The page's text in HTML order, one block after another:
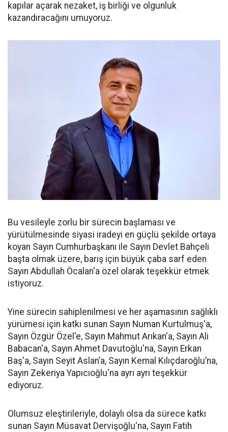
kapılar açarak nezaket, iş birliği ve olgunluk
kazandıracağını umuyoruz.
Bu vesileyle zorlu bir sürecin başlaması ve
yürütülmesinde siyasi iradeyi en güçlü şekilde ortaya
koyan Sayın Cumhurbaşkanı ile Sayın Devlet Bahçeli
başta olmak üzere, barış için büyük çaba sarf eden
Sayın Abdullah Öcalan'a özel olarak teşekkür etmek
istiyoruz.
Yine sürecin sahiplenilmesi ve her aşamasının sağlıklı
yürümesi için katkı sunan Sayın Numan Kurtulmuş'a,
Sayın Özgür Özel'e, Sayın Mahmut Arıkan'a, Sayın Ali
Babacan'a, Sayın Ahmet Davutoğlu'na, Sayın Erkan
Baş'a, Sayın Seyit Aslan’a, Sayın Kemal Kılıçdaroğlu’na,
Sayın Zekeriya Yapıcıoğlu'na ayrı ayrı teşekkür
ediyoruz.
Olumsuz eleştirileriyle, dolaylı olsa da sürece katkı
sunan Sayın Müsavat Dervişoğlu'na, Sayın Fatih